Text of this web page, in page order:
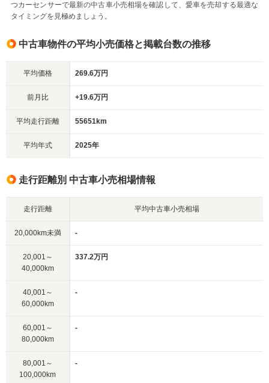
つカーセンサーで最新の中古車小売相場を確認して、愛車を売却する最適な
タイミングを見極めましょう。
中古車物件の平均小売価格と掲載台数の推移
平均価格 269.6万円
前月比 +19.6万円
平均走行距離 55651km
平均年式 2025年
走行距離別 中古車小売相場情報
走行距離 平均中古車小売相場
20,000km未満 -
20,001～
40,000km
337.2万円
40,001～
60,000km
-
60,001～
80,000km
-
80,001～
100,000km
-